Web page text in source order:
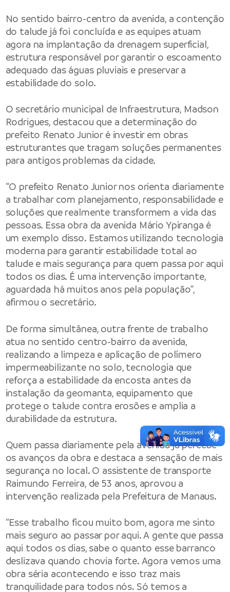
No sentido bairro-centro da avenida, a contenção
do talude já foi concluída e as equipes atuam
agora na implantação da drenagem superficial,
estrutura responsável por garantir o escoamento
adequado das águas pluviais e preservar a
estabilidade do solo.
O secretário municipal de Infraestrutura, Madson
Rodrigues, destacou que a determinação do
prefeito Renato Junior é investir em obras
estruturantes que tragam soluções permanentes
para antigos problemas da cidade.
“O prefeito Renato Junior nos orienta diariamente
a trabalhar com planejamento, responsabilidade e
soluções que realmente transformem a vida das
pessoas. Essa obra da avenida Mário Ypiranga é
um exemplo disso. Estamos utilizando tecnologia
moderna para garantir estabilidade total ao
talude e mais segurança para quem passa por aqui
todos os dias. É uma intervenção importante,
aguardada há muitos anos pela população”,
afirmou o secretário.
De forma simultânea, outra frente de trabalho
atua no sentido centro-bairro da avenida,
realizando a limpeza e aplicação de polímero
impermeabilizante no solo, tecnologia que
reforça a estabilidade da encosta antes da
instalação da geomanta, equipamento que
protege o talude contra erosões e amplia a
durabilidade da estrutura.
Quem passa diariamente pela avenida já percebe
os avanços da obra e destaca a sensação de mais
segurança no local. O assistente de transporte
Raimundo Ferreira, de 53 anos, aprovou a
intervenção realizada pela Prefeitura de Manaus.
“Esse trabalho ficou muito bom, agora me sinto
mais seguro ao passar por aqui. A gente que passa
aqui todos os dias, sabe o quanto esse barranco
deslizava quando chovia forte. Agora vemos uma
obra séria acontecendo e isso traz mais
tranquilidade para todos nós. Só temos a